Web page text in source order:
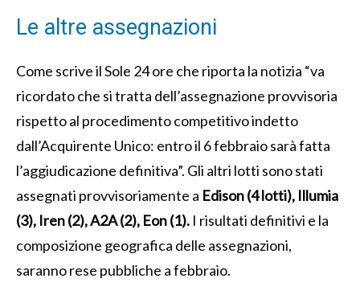
Le altre assegnazioni
Come scrive il Sole 24 ore che riporta la notizia “va
ricordato che si tratta dell’assegnazione provvisoria
rispetto al procedimento competitivo indetto
dall’Acquirente Unico: entro il 6 febbraio sarà fatta
l’aggiudicazione definitiva”. Gli altri lotti sono stati
assegnati provvisoriamente a Edison (4 lotti), Illumia
(3), Iren (2), A2A (2), Eon (1). I risultati definitivi e la
composizione geografica delle assegnazioni,
saranno rese pubbliche a febbraio.